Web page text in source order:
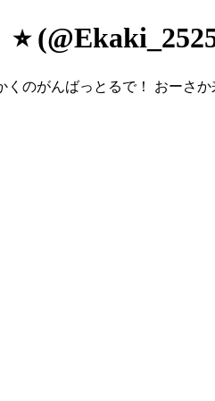
くのがんばっとるで！ おーさか